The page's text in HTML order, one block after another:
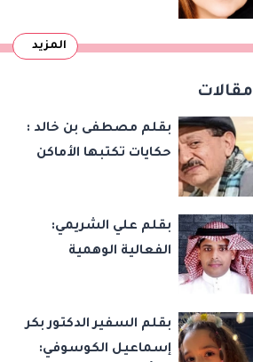
المزيد
مقالات
بقلم مصطفى بن خالد :
حكايات تكتبها الأماكن
بقلم علي الشريمي:
الفعالية الوهمية
بقلم السفير الدكتور بكر
إسماعيل الكوسوفي: